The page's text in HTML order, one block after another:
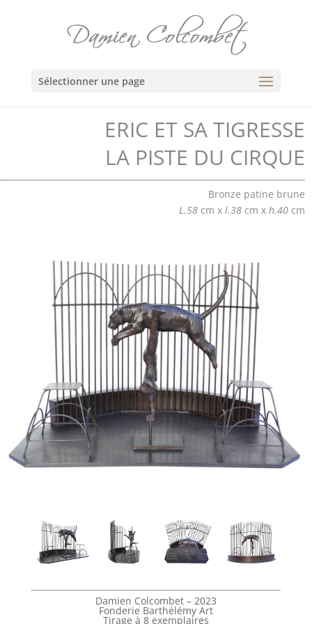
Sélectionner une page
ERIC ET SA TIGRESSE
LA PISTE DU CIRQUE
Bronze patine brune
L.58 cm x l.38 cm x h.40 cm
Damien Colcombet – 2023
Fonderie Barthélémy Art
Tirage à 8 exemplaires